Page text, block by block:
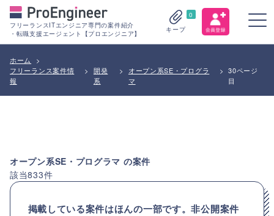
フリーランスITエンジニア専門の案件紹介
・転職支援エージェント【プロエンジニア】
0
キープ
ホーム
>
フリーランス案件情
報
>
開発
系
>
オープン系SE・プログラ
マ
> 30ページ
目
オープン系SE・プログラマ の案件
該当833件
掲載している案件はほんの一部です。非公開案件